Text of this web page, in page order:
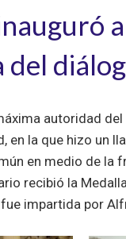
autoridad
en la que hizo un
en medio de la
recibió la
impartida por